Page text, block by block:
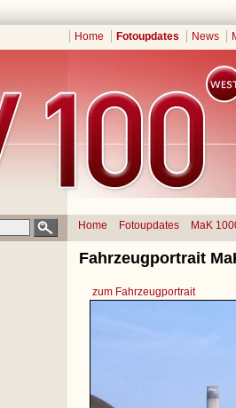
Home Fotoupdates News
Home Fotoupdates MaK
Fahrzeugportrait
zum Fahrzeugportrait